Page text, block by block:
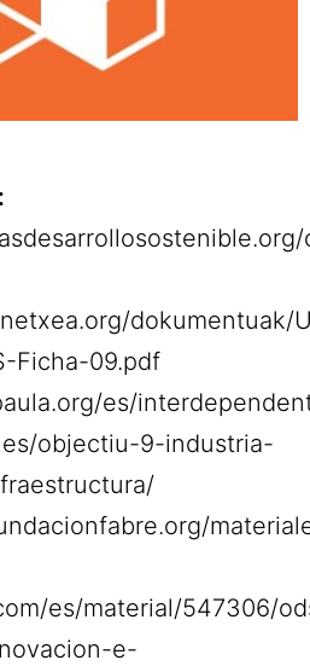
dokumentuak/
Ficha-09.pdf
es/
objectiu-9-industria-
es/material/547306/
e-